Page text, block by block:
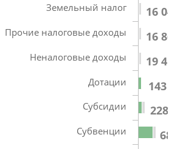
Земельный налог
Прочие налоговые доходы
Неналоговые доходы
Дотации
Субсидии
Субвенции
16
16
19
143
228
687